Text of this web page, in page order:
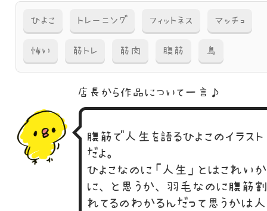
ひよこ トレーニング フィットネス マッチョ
怖い 筋トレ 筋肉 腹筋 鳥
店長から作品に ついて一言♪
腹筋で人生を語るひよこのイラスト
だよ。
ひよこなのに「人生」とはこれいか
に、と思うか、羽毛なのに腹筋
れてるのわかるんだって思うかは人